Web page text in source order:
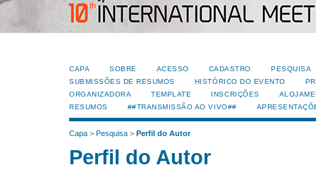
CAPA SOBRE ACESSO CADASTRO
PESQUISA
SUBMISSÕES DE RESUMOS
HISTÓRICO DO EVENTO
ORGANIZADORA
TEMPLATE INSCRIÇÕES
RESUMOS
##TRANSMISSÃO AO VIVO##
Capa > Pesquisa > Perfil do Autor
Perfil do Autor